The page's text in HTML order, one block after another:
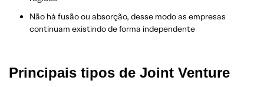
Não há fusão ou absorção, desse modo as empresas
continuam existindo de forma independente
Principais tipos de Joint Venture